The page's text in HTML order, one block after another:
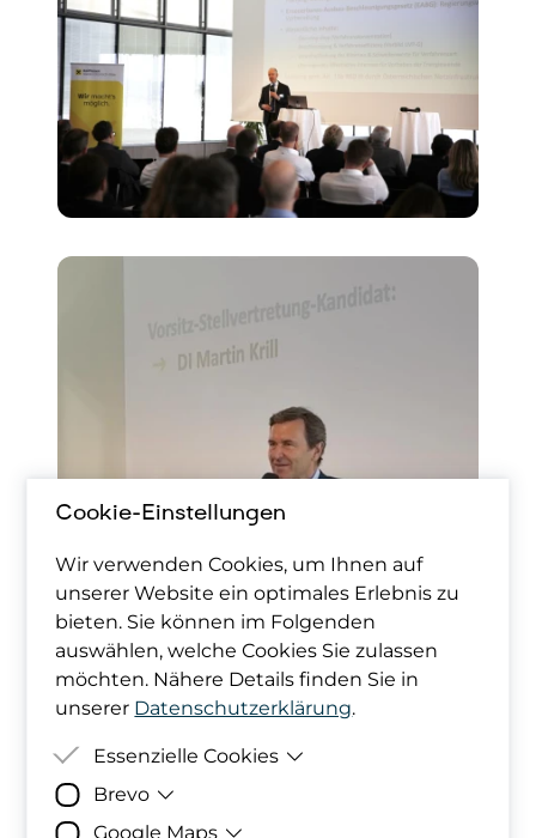
Cookie-Einstellungen
Wir verwenden Cookies, um Ihnen auf
unserer Website ein optimales Erlebnis zu
bieten. Sie können im Folgenden
auswählen, welche Cookies Sie zulassen
möchten. Nähere Details finden Sie in
unserer Datenschutzerklärung.
Essenzielle Cookies
Zweck
berücksichtigt werden können,
Brevo
Google Maps